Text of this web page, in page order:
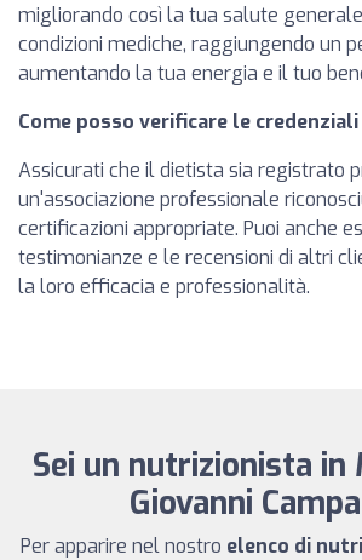
migliorando così la tua salute
condizioni mediche, raggiungendo un
aumentando la tua energia e il tuo
Come posso verificare le
Assicurati che il dietista sia registrato
un'associazione professionale
certificazioni appropriate. Puoi anche
testimonianze e le recensioni di altri
la loro efficacia e professionalità.
Sei un nutrizionista in
Giovanni
Per apparire nel nostro elenco di